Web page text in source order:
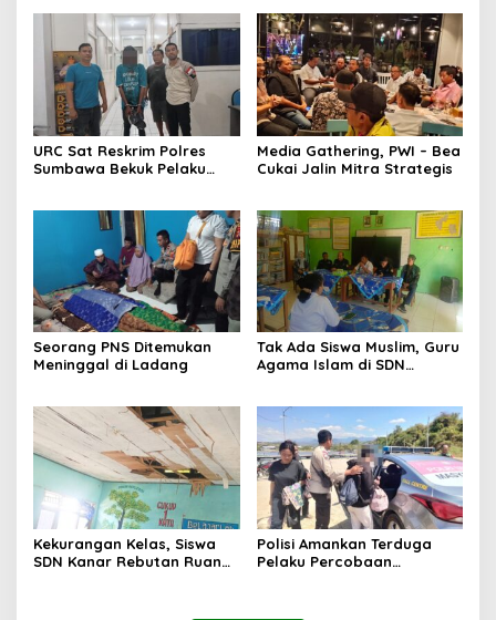
URC Sat Reskrim Polres
Sumbawa Bekuk Pelaku
Media Gathering, PWI – Bea
Cukai Jalin Mitra Strategis
Seorang PNS Ditemukan
Meninggal di Ladang
Tak Ada Siswa Muslim, Guru
Agama Islam di SDN
Kekurangan Kelas, Siswa
SDN Kanar Rebutan Ruang
Polisi Amankan Terduga
Pelaku Percobaan